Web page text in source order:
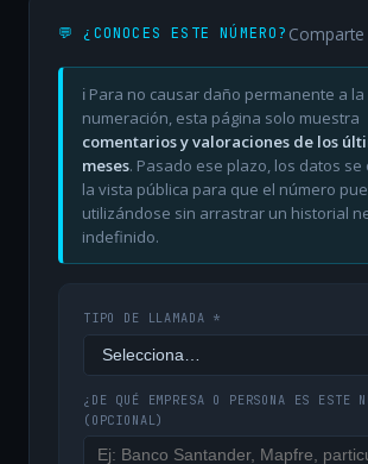
💬 ¿CONOCES ESTE NÚMERO?
ℹ️ Para no causar daño permanente a la
numeración, esta página solo muestra
comentarios y valoraciones de los
meses. Pasado ese plazo, los datos se
la vista pública para que el número
utilizándose sin arrastrar un historial
indefinido.
TIPO DE LLAMADA *
¿DE QUÉ EMPRESA O PERSONA ES ESTE
(OPCIONAL)